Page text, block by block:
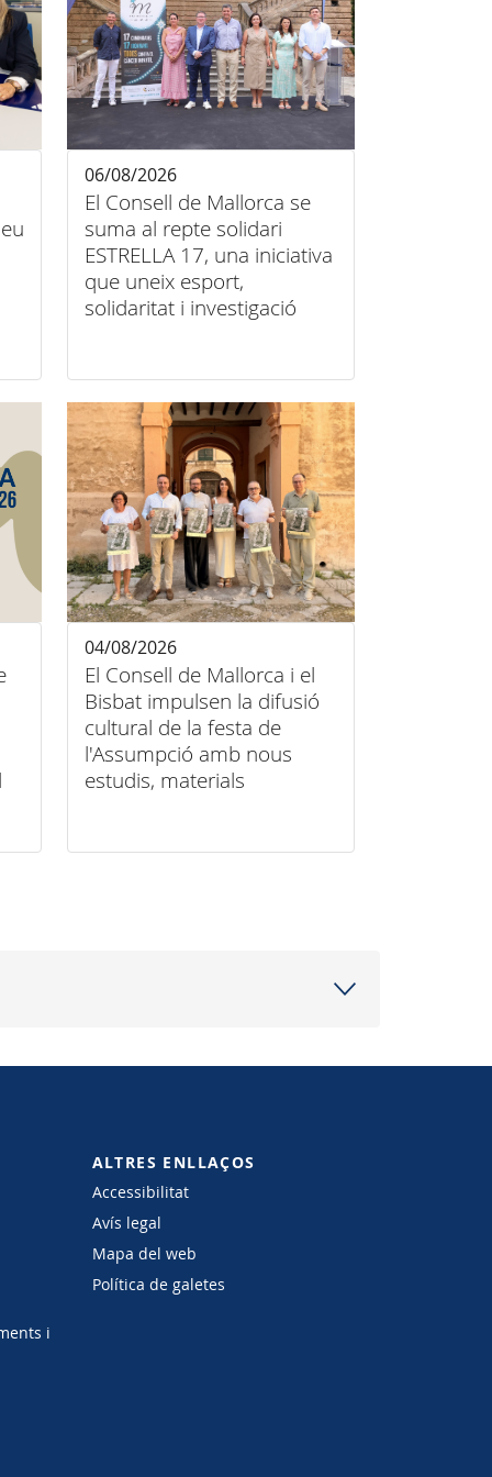
El Consell de Mallorca se
suma al repte solidari
ESTRELLA 17, una iniciativa
que uneix esport,
solidaritat i investigació
06/08/2026
El Consell de Mallorca i el
Bisbat impulsen la difusió
cultural de la festa de
l'Assumpció amb nous
estudis, materials
04/08/2026
i
ALTRES ENLLAÇOS
Accessibilitat
Avís legal
Mapa del web
Política de galetes